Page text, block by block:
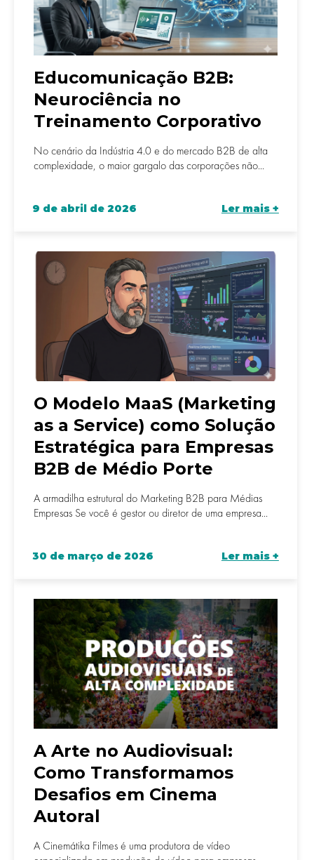
Educomunicação B2B:
Neurociência no
Treinamento Corporativo
No cenário da Indústria 4.0 e do mercado B2B de alta
complexidade, o maior gargalo das corporações não...
9 de abril de 2026 Ler mais +
O Modelo MaaS (Marketing
as a Service) como Solução
Estratégica para Empresas
B2B de Médio Porte
A armadilha estrutural do Marketing B2B para Médias
Empresas Se você é gestor ou diretor de uma empresa...
30 de março de 2026 Ler mais +
A Arte no Audiovisual:
Como Transformamos
Desafios em Cinema
Autoral
A Cinemátika Filmes é uma produtora de vídeo